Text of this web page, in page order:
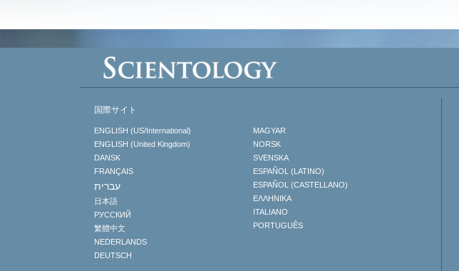
国際サイト
ENGLISH (US/International)
ENGLISH (United Kingdom)
DANSK
FRANÇAIS
עברית
日本語
РУССКИЙ
繁體中文
NEDERLANDS
DEUTSCH
MAGYAR
NORSK
SVENSKA
ESPAÑOL (LATINO)
ESPAÑOL (CASTELLANO)
ΕΛΛΗΝΙΚA
ITALIANO
PORTUGUÊS